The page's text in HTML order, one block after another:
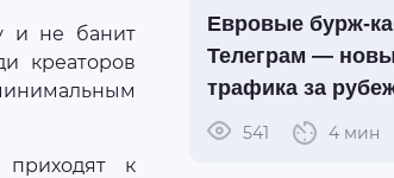
и не банит
креаторов
к
Евровые бурж-
Телеграм —
трафика за
541 4 мин